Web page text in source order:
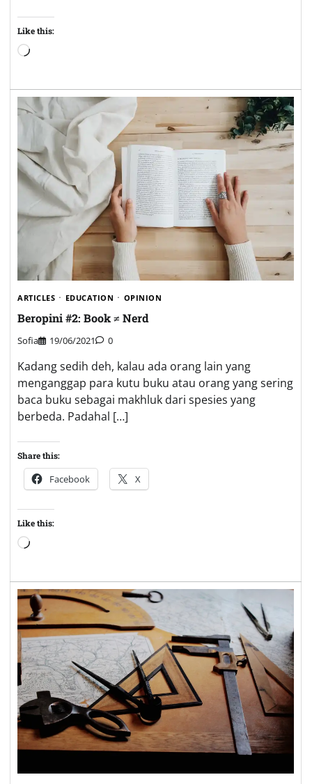
Like this:
Loading…
ARTICLES EDUCATION OPINION
Beropini #2: Book ≠ Nerd
Sofia 19/06/2021 0
Kadang sedih deh, kalau ada orang lain yang
menganggap para kutu buku atau orang yang sering
baca buku sebagai makhluk dari spesies yang
berbeda. Padahal […]
Share this:
Facebook X
Like this:
Loading…